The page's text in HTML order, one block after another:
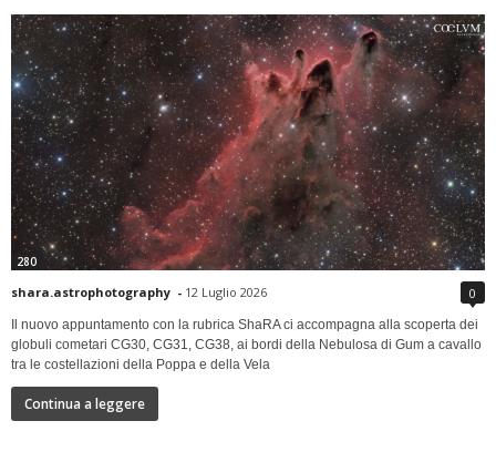
280
shara.astrophotography - 12 Luglio 2026 0
Il nuovo appuntamento con la rubrica ShaRA ci accompagna alla scoperta dei
globuli cometari CG30, CG31, CG38, ai bordi della Nebulosa di Gum a cavallo
tra le costellazioni della Poppa e della Vela
Continua a leggere